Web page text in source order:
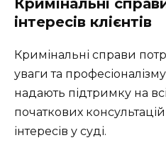
Кримінальні
інтересів клієнтів
Кримінальні справи
уваги та
надають підтримку на
початкових
інтересів у суді.